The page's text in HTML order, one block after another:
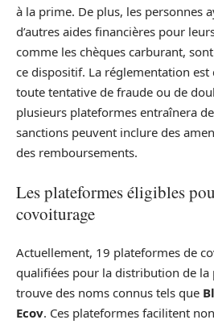
à la prime. De plus, les personnes
d’autres aides financières pour
comme les chèques carburant,
ce dispositif. La réglementation
toute tentative de fraude ou de
plusieurs plateformes entraînera
sanctions peuvent inclure des
des remboursements.
Les plateformes éligibles
covoiturage
Actuellement, 19 plateformes de
qualifiées pour la distribution de la
trouve des noms connus tels que
Ecov. Ces plateformes facilitent